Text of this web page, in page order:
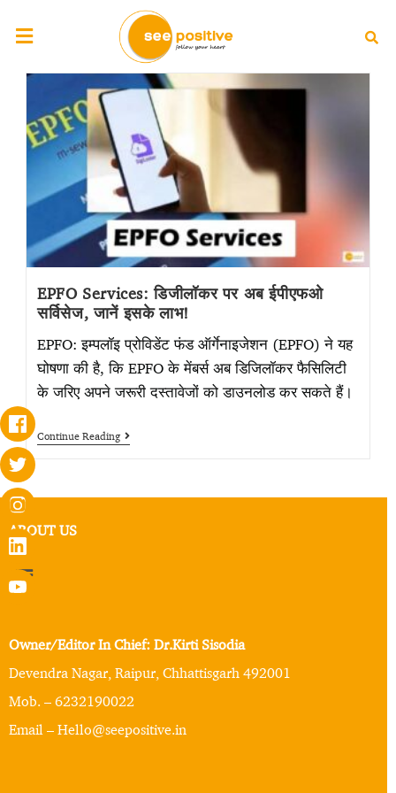
EPFO Services: डिजीलॉकर पर अब ईपीएफओ
सर्विसेज, जानें इसके लाभ!
EPFO: इम्पलॉइ प्रोविडेंट फंड ऑर्गेनाइजेशन (EPFO) ने यह
घोषणा की है, कि EPFO के मेंबर्स अब डिजिलॉकर फैसिलिटी
के जरिए अपने जरूरी दस्तावेजों को डाउनलोड कर सकते हैं।
Continue Reading
ABOUT US
Owner/Editor In Chief: Dr.Kirti Sisodia
Devendra Nagar, Raipur, Chhattisgarh 492001
Mob. – 6232190022
Email – Hello@seepositive.in